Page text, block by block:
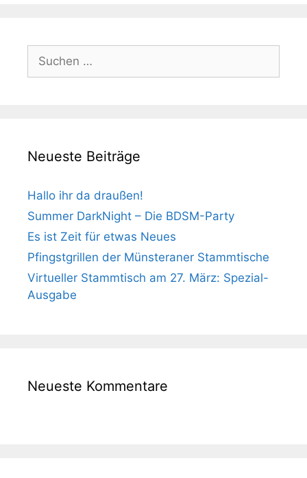
Suchen
nach:
Neueste Beiträge
Hallo ihr da draußen!
Summer DarkNight – Die BDSM-Party
Es ist Zeit für etwas Neues
Pfingstgrillen der Münsteraner Stammtische
Virtueller Stammtisch am 27. März: Spezial-
Ausgabe
Neueste Kommentare